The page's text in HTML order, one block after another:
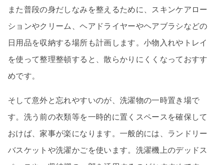
また普段の身だしなみを整えるために、スキンケアロー
ションやクリーム、ヘアドライヤーやヘアブラシなどの
日用品を収納する場所も計画します。小物入れやトレイ
を使って整理整頓すると、散らかりにくくなっておすす
めです。
そして意外と忘れやすいのが、洗濯物の一時置き場で
す。洗う前の衣類等を一時的に置くスペースを確保して
おけば、家事が楽になります。一般的には、ランドリー
バスケットや洗濯かごを使います。洗濯機上のデッドス